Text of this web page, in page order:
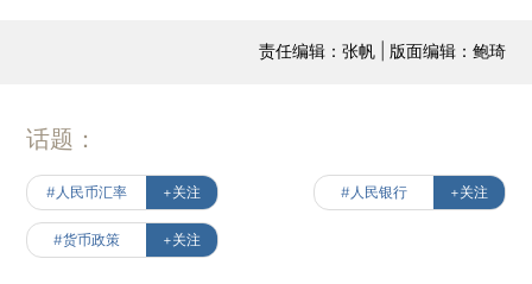
责任编辑：张帆 | 版面编辑：鲍琦
话题：
#人民币汇率 +关注 #人民银行 +关注
#货币政策 +关注